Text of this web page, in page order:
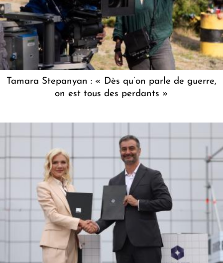
Tamara Stepanyan : « Dès qu’on parle de guerre,
on est tous des perdants »